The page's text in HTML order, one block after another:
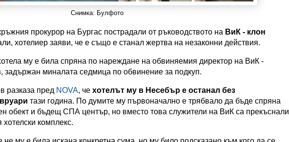
Снимка: Булфото
прокурор на Бургас пострадали от ръководството на ВиК - клон
хотелиер заяви, че е също е станал жертва на незаконни действия.
му е била спряна по нареждане на обвиняемия директор на ВиК -
, задържан миналата седмица по обвинение за подкуп.
разказа пред NOVA, че хотелът му в Несебър е останал без
тази година. По думите му първоначално е трябвало да бъде спряна
обект и бъдещ СПА център, но вместо това служители на ВиК са прекъснали
комплекс.